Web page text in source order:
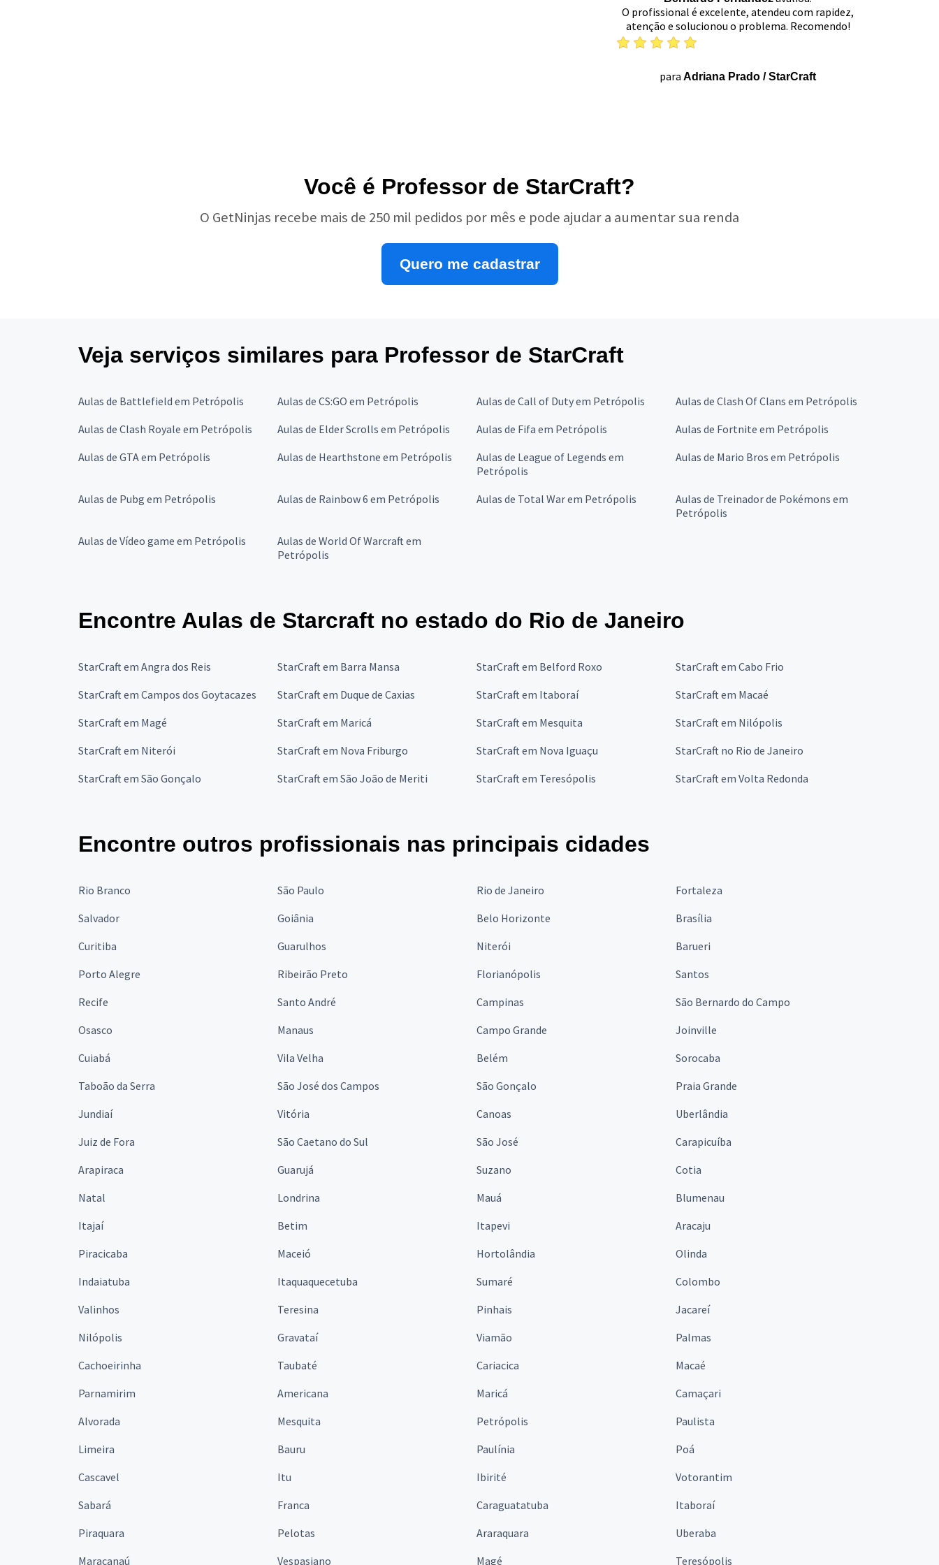
O profissional é excelente, atendeu com rapidez,
atenção e solucionou o problema. Recomendo!
para Adriana Prado /StarCraft
Você é Professor de StarCraft?
O GetNinjas recebe mais de 250 mil pedidos por mês e pode ajudar a aumentar sua renda
Quero me cadastrar
Veja serviços similares para Professor de StarCraft
Aulas de Battlefield em Petrópolis Aulas de CS:GO em Petrópolis Aulas de Call of Duty em Petrópolis
Aulas de Clash Of Clans em Petrópolis
Aulas de Clash Royale em Petrópolis
Aulas de Elder Scrolls em Petrópolis Aulas de Fifa em Petrópolis
Aulas de Fortnite em Petrópolis
Aulas de GTA em Petrópolis
Aulas de Hearthstone em Petrópolis
Aulas de League of Legends em
Petrópolis
Aulas de Mario Bros em Petrópolis
Aulas de Pubg em Petrópolis Aulas de Rainbow 6 em Petrópolis Aulas de Total War em Petrópolis
Aulas de Treinador de Pokémons em
Petrópolis
Aulas de Vídeo game em Petrópolis
Aulas de World Of Warcraft em
Petrópolis
Encontre Aulas de Starcraft no estado do Rio de Janeiro
StarCraft em Angra dos Reis StarCraft em Barra Mansa StarCraft em Belford Roxo
StarCraft em Cabo Frio
StarCraft em Campos dos Goytacazes
StarCraft em Duque de Caxias StarCraft em Itaboraí
StarCraft em Macaé
StarCraft em Magé
StarCraft em Maricá StarCraft em Mesquita
StarCraft em Nilópolis
StarCraft em Niterói
StarCraft em Nova Friburgo StarCraft em Nova Iguaçu
StarCraft no Rio de Janeiro
StarCraft em São Gonçalo
StarCraft em São João de Meriti StarCraft em Teresópolis StarCraft em Volta Redonda
Encontre outros profissionais nas principais cidades
Rio Branco São Paulo Rio de Janeiro
Fortaleza
Salvador
Goiânia Belo Horizonte
Brasília
Curitiba
Guarulhos Niterói
Barueri
Porto Alegre
Ribeirão Preto Florianópolis
Santos
Recife
Santo André Campinas
São Bernardo do Campo
Osasco
Manaus Campo Grande
Joinville
Cuiabá
Vila Velha Belém
Sorocaba
Taboão da Serra
São José dos Campos São Gonçalo
Praia Grande
Jundiaí
Vitória Canoas
Uberlândia
Juiz de Fora
São Caetano do Sul São José
Carapicuíba
Arapiraca
Guarujá Suzano
Cotia
Natal
Londrina Mauá
Blumenau
Itajaí
Betim Itapevi
Aracaju
Piracicaba
Maceió Hortolândia
Olinda
Indaiatuba
Itaquaquecetuba Sumaré
Colombo
Valinhos
Teresina Pinhais
Jacareí
Nilópolis
Gravataí Viamão
Palmas
Cachoeirinha
Taubaté Cariacica
Macaé
Parnamirim
Americana Maricá
Camaçari
Alvorada
Mesquita Petrópolis
Paulista
Limeira
Bauru Paulínia
Poá
Cascavel
Itu Ibirité
Votorantim
Sabará
Franca Caraguatatuba
Itaboraí
Piraquara
Pelotas Araraquara
Uberaba
Maracanaú
Vespasiano Magé Teresópolis